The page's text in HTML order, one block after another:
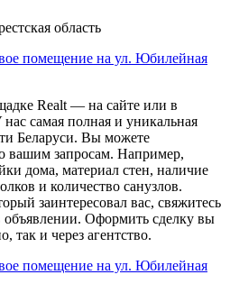
область
помещение на ул. Юбилейная
Realt — на сайте или в
самая полная и уникальная
Беларуси. Вы можете
вашим запросам. Например,
дома, материал стен, наличие
и количество санузлов.
заинтересовал вас, свяжитесь
объявлении. Оформить сделку вы
так и через агентство.
помещение на ул. Юбилейная